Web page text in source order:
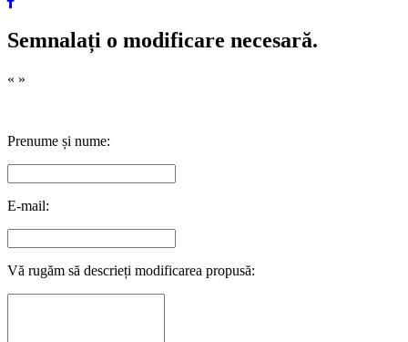
Semnalați o modificare necesară.
« »
Prenume și nume:
E-mail:
Vă rugăm să descrieți modificarea propusă: